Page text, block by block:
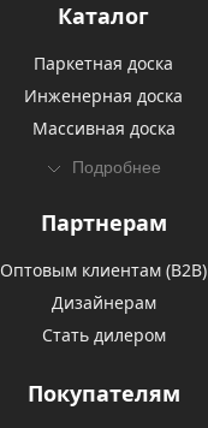
Каталог
Паркетная доска
Инженерная доска
Массивная доска
Подробнее
Партнерам
Оптовым клиентам (В2В)
Дизайнерам
Стать дилером
Покупателям